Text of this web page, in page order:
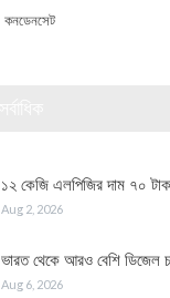
কনডেনসেট
১২ কেজি এলপিজির দাম ৭০
Aug 2, 2026
ভারত থেকে আরও বেশি ডিজেল
Aug 6, 2026